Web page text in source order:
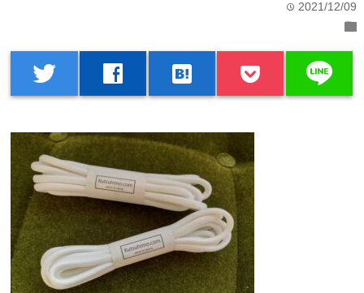
time 2021/12/09
folder
twitter facebook hatenabookmark line